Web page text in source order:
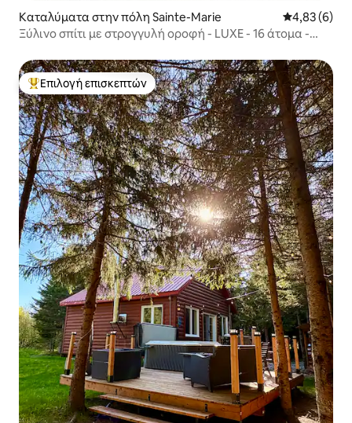
Καταλύματα στην πόλη Sainte-Marie Μέση
4,83 (6)
Ξύλινο σπίτι με στρογγυλή οροφή - LUXE - 16 άτομα -
Κορυφαία επιλογή επισκεπτών
Επιλογή επισκεπτών